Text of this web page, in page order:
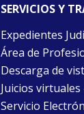
SERVICIOS Y
Expedientes
Área de
Descarga de
Juicios
Servicio